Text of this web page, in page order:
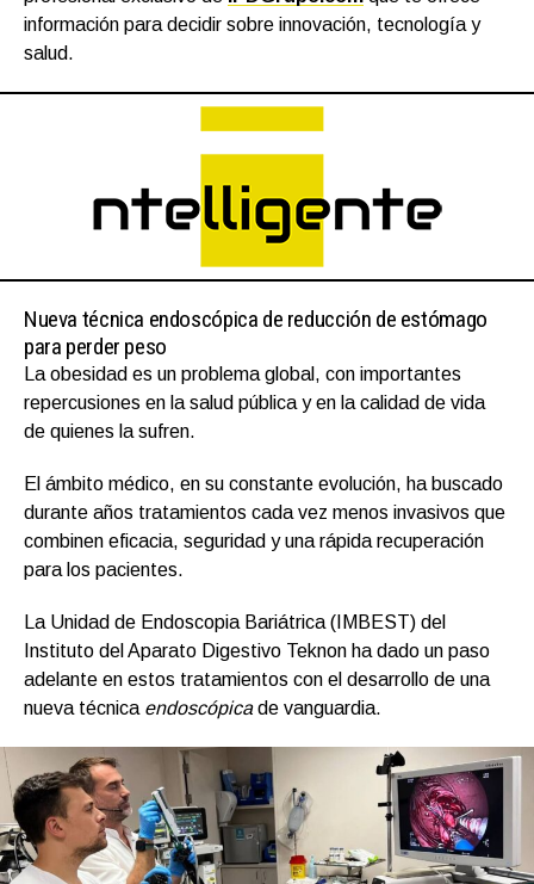
información para decidir sobre innovación, tecnología y
salud.
Nueva técnica endoscópica de reducción de estómago
para perder peso
La obesidad es un problema global, con importantes
repercusiones en la salud pública y en la calidad de vida
de quienes la sufren.
El ámbito médico, en su constante evolución, ha buscado
durante años tratamientos cada vez menos invasivos que
combinen eficacia, seguridad y una rápida recuperación
para los pacientes.
La Unidad de Endoscopia Bariátrica (IMBEST) del
Instituto del Aparato Digestivo Teknon ha dado un paso
adelante en estos tratamientos con el desarrollo de una
nueva técnica endoscópicade vanguardia.